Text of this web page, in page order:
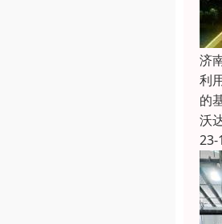
济
利
的
沃
23-